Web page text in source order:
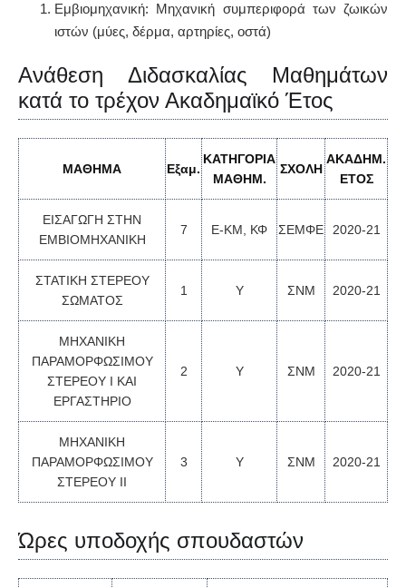
Εμβιομηχανική: Μηχανική συμπεριφορά των ζωικών
ιστών (μύες, δέρμα, αρτηρίες, οστά)
Ανάθεση Διδασκαλίας Μαθημάτων
κατά το τρέχον Ακαδημαϊκό Έτος
ΜΑΘΗΜΑ Εξαμ.
ΚΑΤΗΓΟΡΙΑ
ΜΑΘΗΜ.
ΣΧΟΛΗ
ΑΚΑΔΗΜ.
ΕΤΟΣ
ΕΙΣΑΓΩΓΗ ΣΤΗΝ
ΕΜΒΙΟΜΗΧΑΝΙΚΗ
7 Ε-ΚΜ, ΚΦ ΣΕΜΦΕ 2020-21
ΣΤΑΤΙΚΗ ΣΤΕΡΕΟΥ
ΣΩΜΑΤΟΣ
1 Y ΣΝΜ 2020-21
ΜΗΧΑΝΙΚΗ
ΠΑΡΑΜΟΡΦΩΣΙΜΟΥ
ΣΤΕΡΕΟΥ Ι ΚΑΙ
ΕΡΓΑΣΤΗΡΙΟ
2 Υ ΣΝΜ 2020-21
ΜΗΧΑΝΙΚΗ
ΠΑΡΑΜΟΡΦΩΣΙΜΟΥ
ΣΤΕΡΕΟΥ ΙΙ
3 Υ ΣΝΜ 2020-21
Ώρες υποδοχής σπουδαστών